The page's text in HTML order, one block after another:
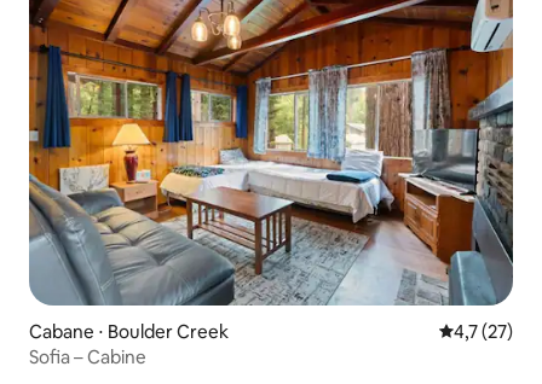
Cabane ⋅ Boulder Creek Évaluation
4,7 (27)
Sofia – Cabine